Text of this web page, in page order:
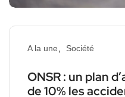
A la une Société
ONSR : un plan
de 10% les